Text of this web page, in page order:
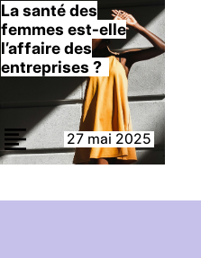
La santé des
femmes est-elle
l’affaire des
entreprises ?
27 mai 2025